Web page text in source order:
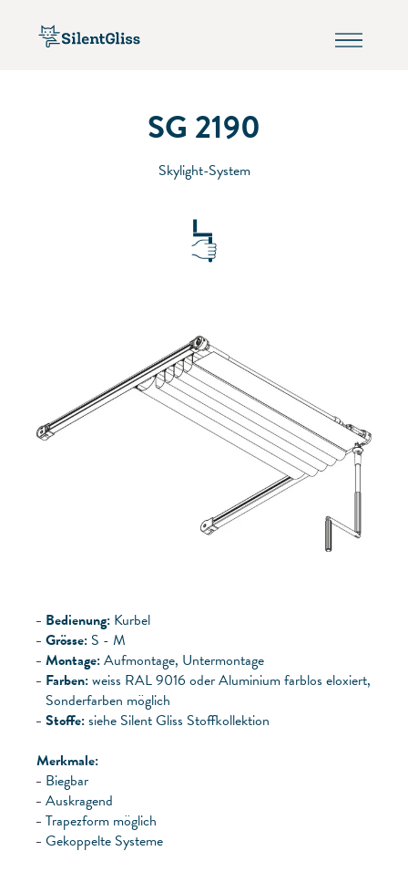
SG 2190
Skylight-System
Bedienung: Kurbel
Grösse: S - M
Montage:Aufmontage, Untermontage
Farben:weiss RAL 9016 oder Aluminium farblos eloxiert,
Sonderfarben möglich
Stoffe:siehe Silent Gliss Stoffkollektion
Merkmale:
Biegbar
Auskragend
Trapezform möglich
Gekoppelte Systeme